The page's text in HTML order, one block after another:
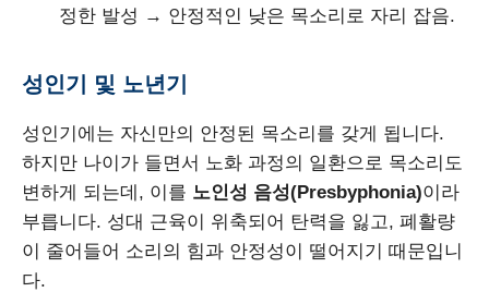
정한 발성 → 안정적인 낮은 목소리로 자리 잡음.
성인기 및 노년기
성인기에는 자신만의 안정된 목소리를 갖게 됩니다.
하지만 나이가 들면서 노화 과정의 일환으로 목소리도
변하게 되는데, 이를 노인성 음성(Presbyphonia)이라
부릅니다. 성대 근육이 위축되어 탄력을 잃고, 폐활량
이 줄어들어 소리의 힘과 안정성이 떨어지기 때문입니
다.